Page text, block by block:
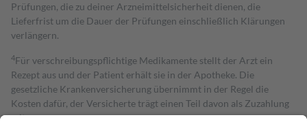
Prüfungen, die zu deiner Arzneimittelsicherheit dienen, die
Lieferfrist um die Dauer der Prüfungen einschließlich Klärungen
verlängern.
4Für verschreibungspflichtige Medikamente stellt der Arzt ein
Rezept aus und der Patient erhält sie in der Apotheke. Die
gesetzliche Krankenversicherung übernimmt in der Regel die
Kosten dafür, der Versicherte trägt einen Teil davon als Zuzahlung
mit.